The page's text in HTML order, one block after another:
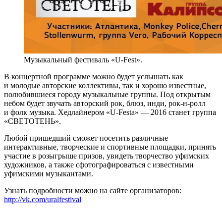
Музыкальный фестиваль «U-Fest».
В концертной программе можно будет услышать как
и молодые авторские коллективы, так и хорошо известные,
полюбившиеся городу музыкальные группы. Под открытым
небом будет звучать авторский рок, блюз, инди, рок-н-ролл
и фолк музыка. Хедлайнером «U-Festа» — 2016 станет группа
«СВЕТОТЕНЬ».
Любой пришедший сможет посетить различные
интерактивные, творческие и спортивные площадки, принять
участие в розыгрыше призов, увидеть творчество уфимских
художников, а также сфотографироваться с известными
уфимскими музыкантами.
Узнать подробности можно на сайте организаторов:
http://vk.com/uralfestival